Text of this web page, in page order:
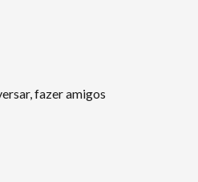
fazer amigos